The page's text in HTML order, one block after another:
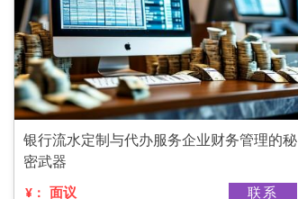
银行流水定制与代办服务企业财务管理的秘
密武器
¥： 面议 联系